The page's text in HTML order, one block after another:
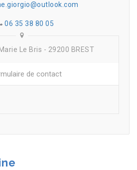
06 35 38 80 05
Le Bris - 29200 BREST
de contact